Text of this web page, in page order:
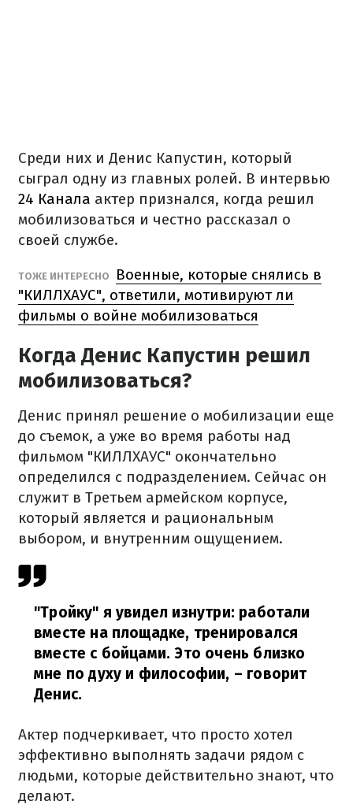
Среди них и Денис Капустин, который
сыграл одну из главных ролей. В интервью
24 Канала актер признался, когда решил
мобилизоваться и честно рассказал о
своей службе.
ТОЖЕ ИНТЕРЕСНО
Военные, которые снялись в
"КИЛЛХАУС", ответили, мотивируют ли
фильмы о войне мобилизоваться
Когда Денис Капустин решил
мобилизоваться?
Денис принял решение о мобилизации еще
до съемок, а уже во время работы над
фильмом "КИЛЛХАУС" окончательно
определился с подразделением. Сейчас он
служит в Третьем армейском корпусе,
который является и рациональным
выбором, и внутренним ощущением.
"Тройку" я увидел изнутри: работали
вместе на площадке, тренировался
вместе с бойцами. Это очень близко
мне по духу и философии, – говорит
Денис.
Актер подчеркивает, что просто хотел
эффективно выполнять задачи рядом с
людьми, которые действительно знают, что
делают.